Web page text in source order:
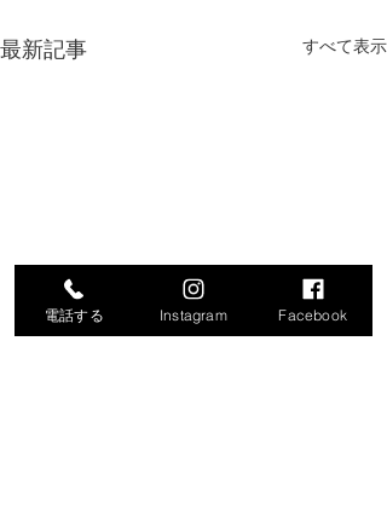
最新記事 すべて表示
電話する Instagram Facebook